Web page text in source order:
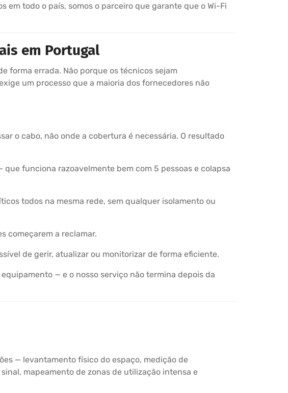
em todo o país, somos o parceiro que garante que o Wi-Fi
em Portugal
forma errada. Não porque os técnicos sejam
um processo que a maioria dos fornecedores não
o cabo, não onde a cobertura é necessária. O resultado
funciona razoavelmente bem com 5 pessoas e colapsa
todos na mesma rede, sem qualquer isolamento ou
começarem a reclamar.
de gerir, atualizar ou monitorizar de forma eficiente.
— e o nosso serviço não termina depois da
— levantamento físico do espaço, medição de
mapeamento de zonas de utilização intensa e